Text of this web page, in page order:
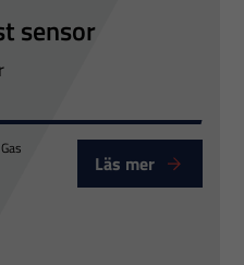
sensor
Gas
Läs mer